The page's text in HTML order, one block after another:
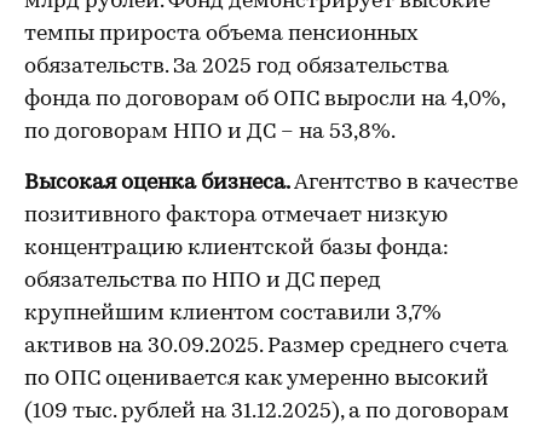
темпы прироста объема пенсионных
обязательств. За 2025 год обязательства
фонда по договорам об ОПС выросли на 4,0%,
по договорам НПО и ДС – на 53,8%.
Высокая оценка бизнеса.Агентство в качестве
позитивного фактора отмечает низкую
концентрацию клиентской базы фонда:
обязательства по НПО и ДС перед
крупнейшим клиентом составили 3,7%
активов на 30.09.2025. Размер среднего счета
по ОПС оценивается как умеренно высокий
(109 тыс. рублей на 31.12.2025), а по договорам